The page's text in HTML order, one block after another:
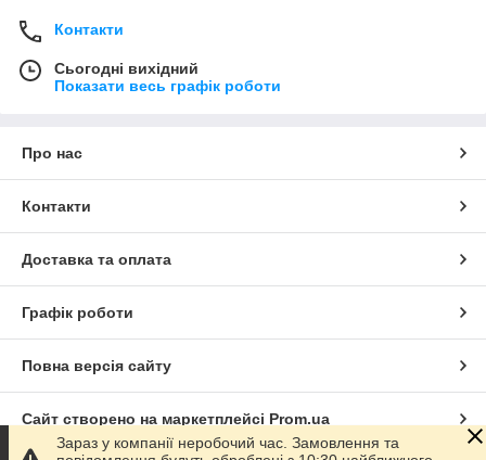
Контакти
Сьогодні вихідний
Показати весь графік роботи
Про нас
Контакти
Доставка та оплата
Графік роботи
Повна версія сайту
Сайт створено на маркетплейсі Prom.ua
Зараз у компанії неробочий час. Замовлення та